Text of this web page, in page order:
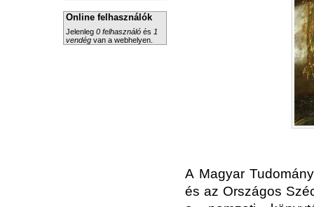
Online felhasználók
Jelenleg 0 felhasználó és 1
vendég van a webhelyen.
A Magyar
és az Országos